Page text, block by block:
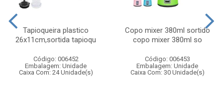
Tapioqueira plastico
26x11cm,sortida tapioqu
Código: 006452
Embalagem: Unidade
Caixa Com: 24 Unidade(s)
Copo mixer 380ml sortido
copo mixer 380ml so
Código: 006453
Embalagem: Unidade
Caixa Com: 30 Unidade(s)